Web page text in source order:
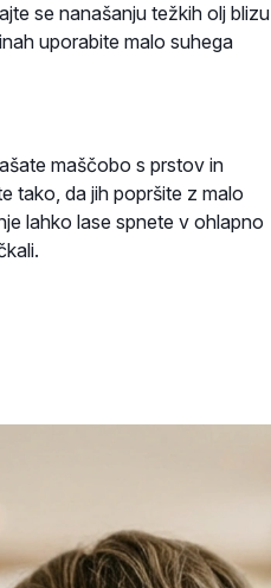
se nanašanju težkih olj blizu
uporabite malo suhega
maščobo s prstov in
tako, da jih popršite z malo
lahko lase spnete v ohlapno